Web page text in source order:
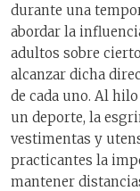
durante una
abordar la
adultos sobre
alcanzar dicha
de cada uno. Al
un deporte, la
vestimentas y
practicantes la
mantener